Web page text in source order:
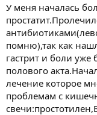
У меня началась
помню),так как
гастрит и боли
полового
лечение которое
проблемам с